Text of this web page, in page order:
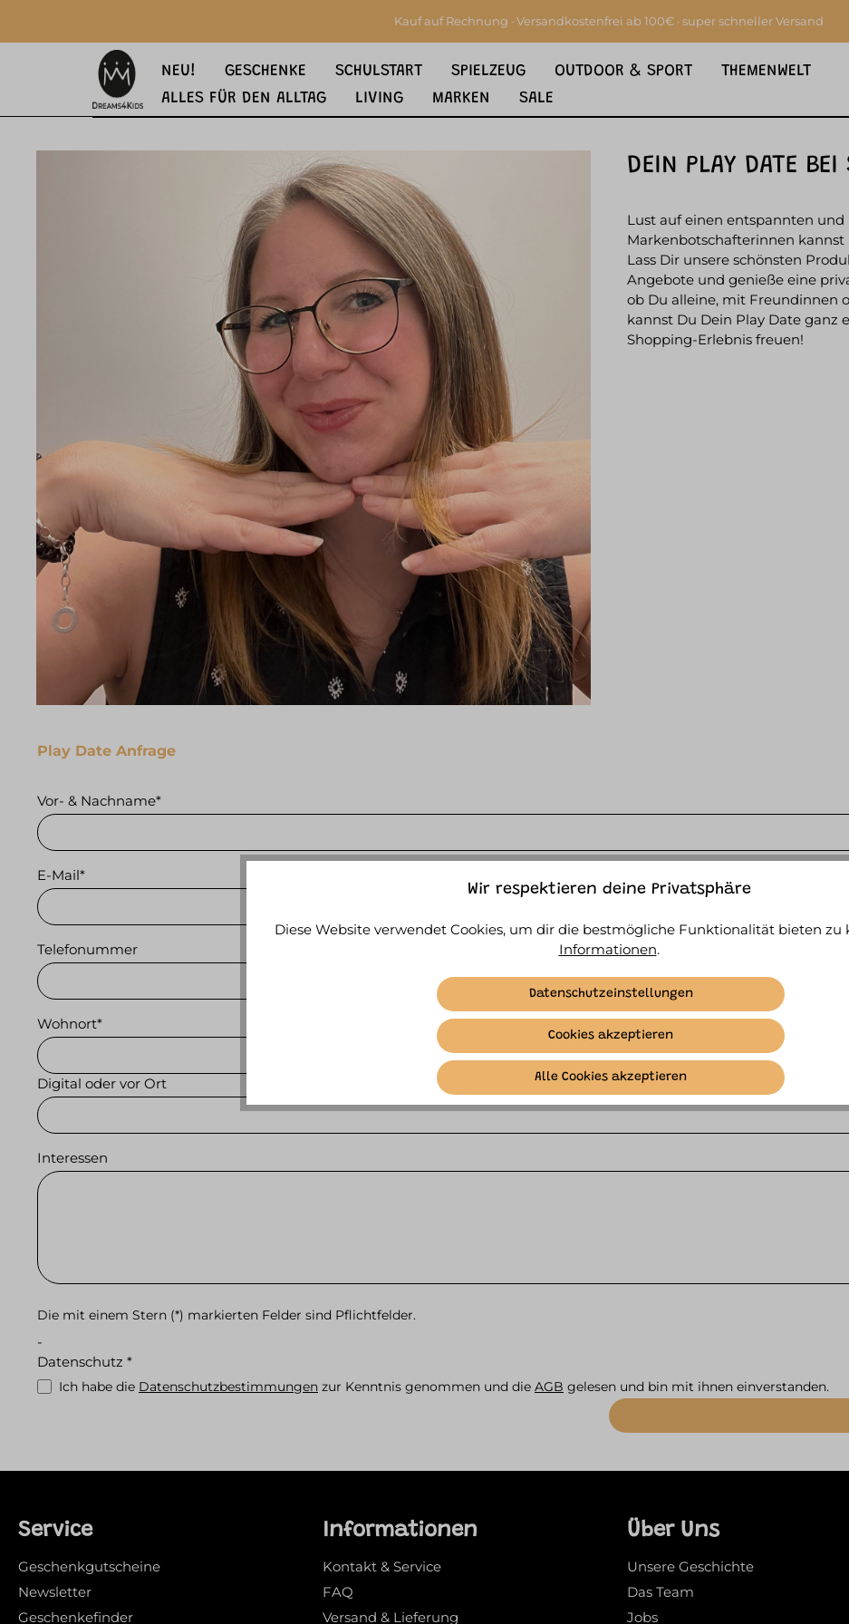
Kauf auf Rechnung · Versandkostenfrei ab 100€ · super schneller Versand
NEU! GESCHENKE SCHULSTART SPIELZEUG OUTDOOR & SPORT
THEMENWELT
ALLES FÜR DEN ALLTAG
LIVING MARKEN SALE
DEIN PLAY DATE BEI
Lust auf einen entspannten
Markenbotschafterinnen kannst
Lass Dir unsere schönsten
Angebote und genieße eine
ob Du alleine, mit Freundinnen
kannst Du Dein Play Date ganz
Shopping-Erlebnis freuen!
Play Date Anfrage
Vor- & Nachname*
E-Mail*
Telefonummer
Wohnort*
Digital oder vor Ort
Interessen
Die mit einem Stern (*) markierten Felder sind Pflichtfelder.
-
Datenschutz *
Ich habe die Datenschutzbestimmungen zur Kenntnis genommen und die AGB gelesen und bin mit ihnen einverstanden.
Service
Geschenkgutscheine
Newsletter
Geschenkefinder
Informationen
Kontakt & Service
FAQ
Versand & Lieferung
Über Uns
Unsere Geschichte
Das Team
Jobs
Wir respektieren deine Privatsphäre
Diese Website verwendet Cookies, um dir die bestmögliche Funktionalität bieten zu
Informationen.
Datenschutzeinstellungen
Cookies akzeptieren
Alle Cookies akzeptieren